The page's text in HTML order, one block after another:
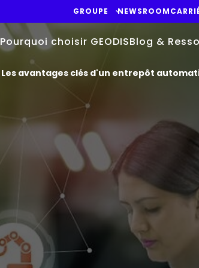
GROUPE NEWSROOM
Pourquoi choisir GEODISBlog &
Les avantages clés d'un entrepôt